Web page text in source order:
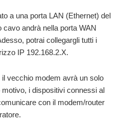
a una porta LAN (Ethernet) del
cavo andrà nella porta WAN
potrai collegargli tutti i
IP 192.168.2.X.
vecchio modem avrà un solo
i dispositivi connessi al
con il modem/router